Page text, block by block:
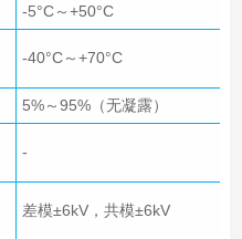
-5°C～+50°C
-40°C～+70°C
5%～95%（无凝露）
-
差模±6kV，共模±6kV